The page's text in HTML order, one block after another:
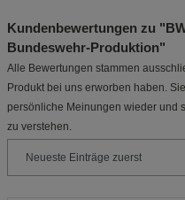
Kundenbewertungen zu
Bundeswehr-Produktion"
Alle Bewertungen stammen
Produkt bei uns erworben haben.
persönliche Meinungen wieder und
zu verstehen.